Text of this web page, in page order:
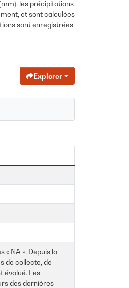
les précipitations
et sont calculées
sont enregistrées
Explorer
« NA ». Depuis la
de collecte, de
évolué. Les
des dernières